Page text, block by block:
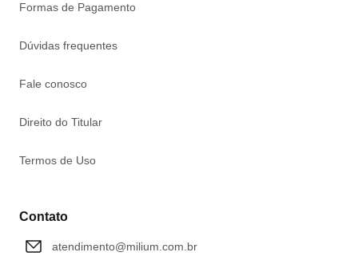
Formas de Pagamento
Dúvidas frequentes
Fale conosco
Direito do Titular
Termos de Uso
Contato
atendimento@milium.com.br